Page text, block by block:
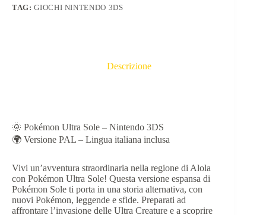
TAG:GIOCHI NINTENDO 3DS
Descrizione
🌞 Pokémon Ultra Sole – Nintendo 3DS
🌍 Versione PAL – Lingua italiana inclusa
Vivi un’avventura straordinaria nella regione di Alola
con Pokémon Ultra Sole! Questa versione espansa di
Pokémon Sole ti porta in una storia alternativa, con
nuovi Pokémon, leggende e sfide. Preparati ad
affrontare l’invasione delle Ultra Creature e a scoprire